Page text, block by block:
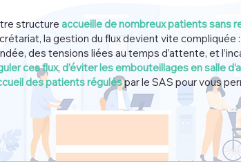
structure accueille de nombreux patients sans
la gestion du flux devient vite compliquée
des tensions liées au temps d’attente, et
ces flux, d’éviter les embouteillages en salle
des patients réguléspar le SAS pour vous